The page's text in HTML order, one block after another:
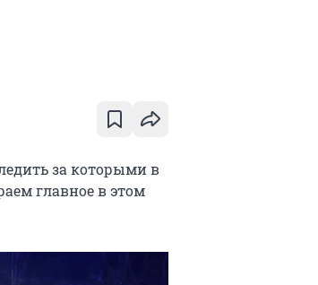
за которыми в
главное в этом